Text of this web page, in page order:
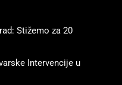
Stižemo za 20
Intervencije u